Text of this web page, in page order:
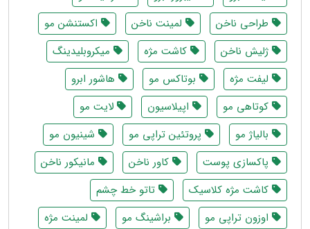
طراحی ناخن
لمینت ناخن
اکستنشن مو
ژلیش ناخن
کاشت مژه
میکروبلیدینگ
لیفت مژه
بوتاکس مو
هاشور ابرو
کوتاهی مو
اپیلاسیون
لایت مو
بالیاژ مو
پروتئین تراپی مو
شینیون مو
پاکسازی پوست
کاور ناخن
مانیکور ناخن
کاشت مژه کلاسیک
تاتو خط چشم
اوزون تراپی مو
براشینگ مو
لمینت مژه